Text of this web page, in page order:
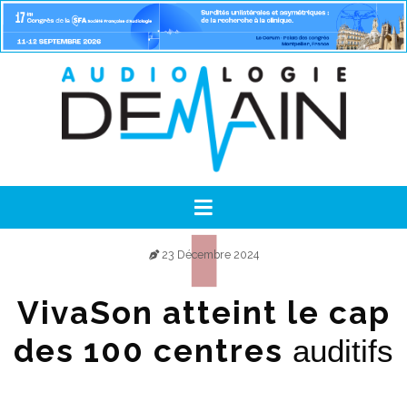
23 Décembre 2024
VivaSon atteint le cap
des 100 centres auditifs